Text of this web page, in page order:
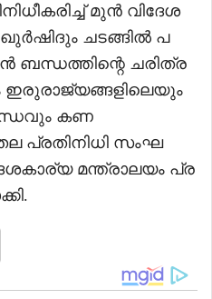
മുൻ വിദേശ
ചടങ്ങിൽ പ
ബന്ധത്തിന്റെ ചരിത്ര
ഇരുരാജ്യങ്ങളിലെയും
കണ
പ്രതിനിധി സംഘ
മന്ത്രാലയം പ്ര